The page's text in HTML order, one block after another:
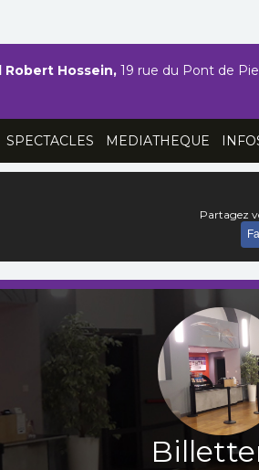
SPECTACLES MEDIATHEQUE
Robert Hossein, 19 rue du Pont de
Partagez